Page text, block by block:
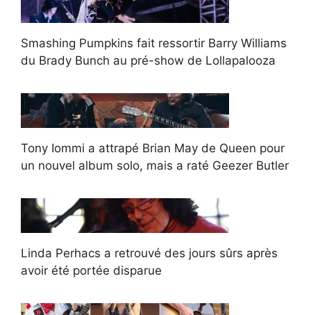
Smashing Pumpkins fait ressortir Barry Williams
du Brady Bunch au pré-show de Lollapalooza
Tony Iommi a attrapé Brian May de Queen pour
un nouvel album solo, mais a raté Geezer Butler
Linda Perhacs a retrouvé des jours sûrs après
avoir été portée disparue